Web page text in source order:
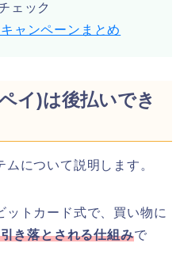
ェック
ャンペーンまとめ
イ)は後払いでき
について説明します。
トカード式で、買い物に
き落とされる仕組みで